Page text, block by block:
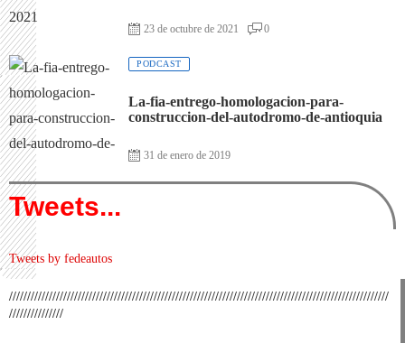
23 de octubre de 2021 0
PODCAST
La-fia-entrego-homologacion-para-
construccion-del-autodromo-de-antioquia
31 de enero de 2019
Tweets...
Tweets by fedeautos
/////////////////////////////////////////////////////////////////////////////////////////////////////////
///////////////